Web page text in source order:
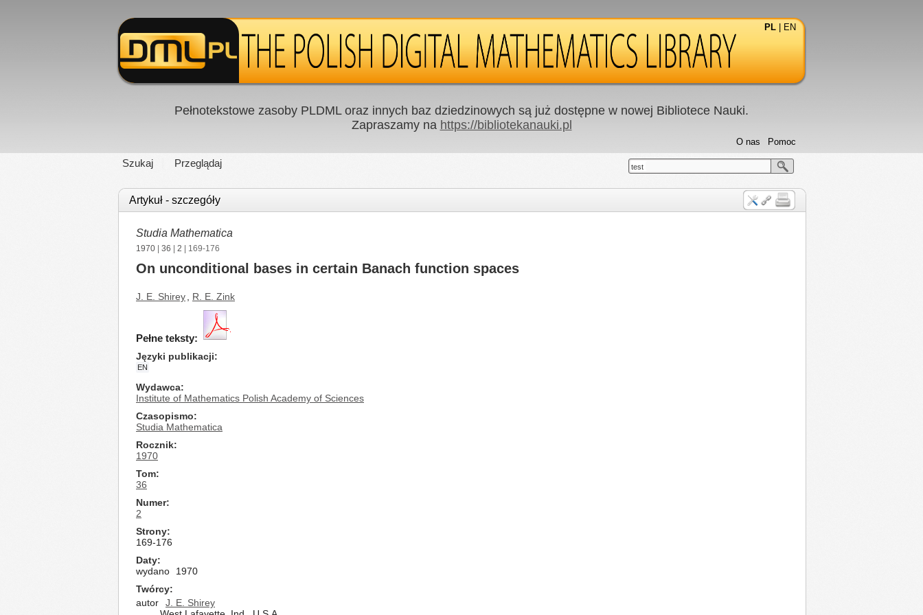
PL EN
Pełnotekstowe zasoby PLDML oraz innych baz dziedzinowych są już dostępne w nowej Bibliotece Nauki.
Zapraszamy na https://bibliotekanauki.pl
Szukaj Przeglądaj
Pomoc
O nas
test
Artykuł - szczegóły
Studia Mathematica
1970 36 2 | 169-176
On unconditional bases in certain Banach function spaces
J. E. Shirey R. E. Zink
Pełne teksty:
Języki publikacji
EN
Wydawca
Institute of Mathematics Polish Academy of Sciences
Czasopismo
Studia Mathematica
Rocznik
1970
Tom
36
Numer
2
Strony
169-176
Daty
wydano
1970
Twórcy
autor
J. E. Shirey